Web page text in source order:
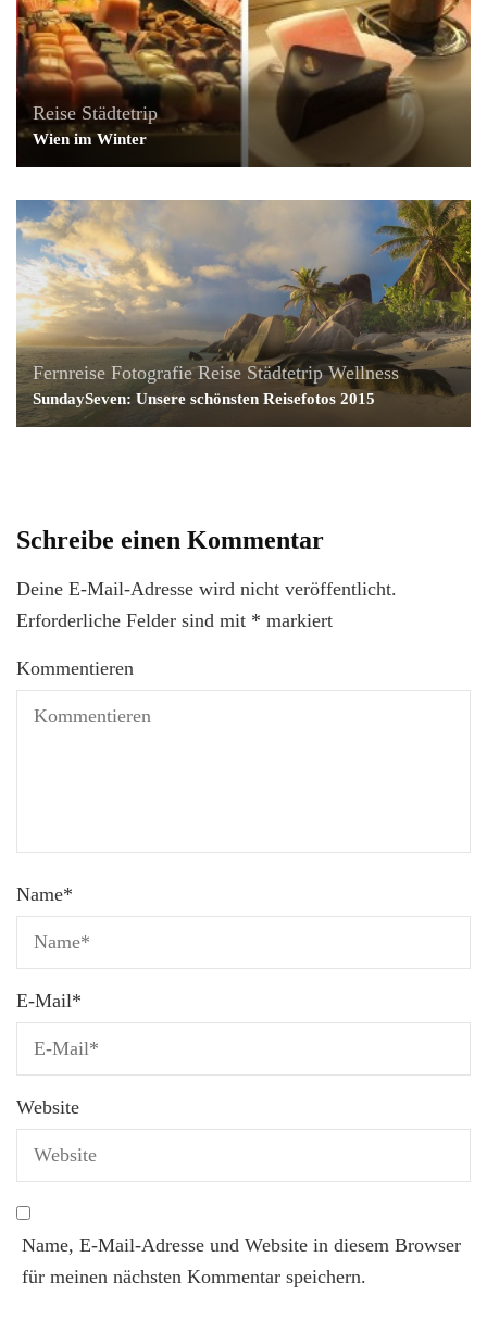
Reise Städtetrip
Wien im Winter
Fernreise Fotografie Reise Städtetrip Wellness
SundaySeven: Unsere schönsten Reisefotos 2015
Schreibe einen Kommentar
Deine E-Mail-Adresse wird nicht veröffentlicht.
Erforderliche Felder sind mit * markiert
Kommentieren
Name*
E-Mail*
Website
Name, E-Mail-Adresse und Website in diesem Browser
für meinen nächsten Kommentar speichern.